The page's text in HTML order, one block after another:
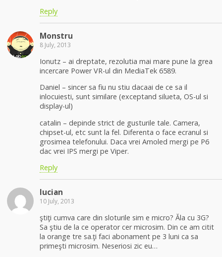
Reply
Monstru
8 July, 2013
Ionutz – ai dreptate, rezolutia mai mare pune la grea
incercare Power VR-ul din MediaTek 6589.
Daniel – sincer sa fiu nu stiu dacaai de ce sa il
inlocuiesti, sunt similare (exceptand silueta, OS-ul si
display-ul)
catalin – depinde strict de gusturile tale. Camera,
chipset-ul, etc sunt la fel. Diferenta o face ecranul si
grosimea telefonului. Daca vrei Amoled mergi pe P6
dac vrei IPS mergi pe Viper.
Reply
lucian
10 July, 2013
ştiţi cumva care din sloturile sim e micro? Ăla cu 3G?
Sa ştiu de la ce operator cer microsim. Din ce am citit
la orange tre sa.ţi faci abonament pe 3 luni ca sa
primeşti microsim. Neseriosi zic eu…